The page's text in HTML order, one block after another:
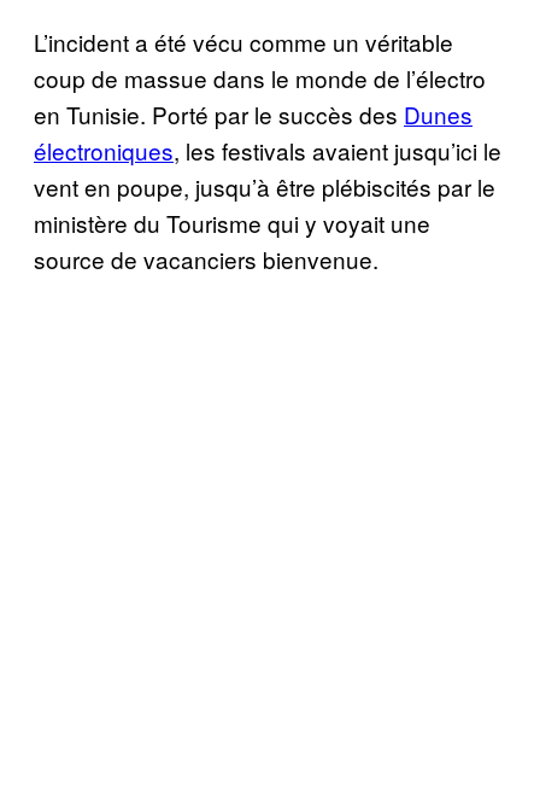
L’incident a été vécu comme un véritable
coup de massue dans le monde de l’électro
en Tunisie. Porté par le succès des Dunes
électroniques, les festivals avaient jusqu’ici le
vent en poupe, jusqu’à être plébiscités par le
ministère du Tourisme qui y voyait une
source de vacanciers bienvenue.